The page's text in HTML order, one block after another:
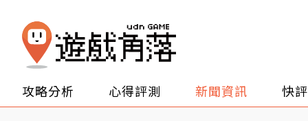
攻略分析 心得評測 新聞資訊 快